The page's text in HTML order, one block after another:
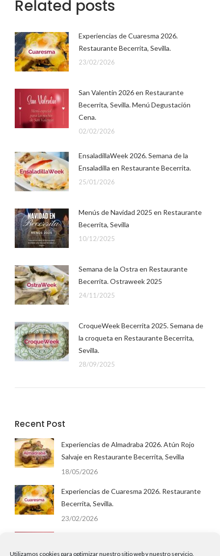
Utilizamos cookies para optimizar nuestro sitio web y nuestro servicio.
Related posts
Experiencias de Cuaresma 2026.
Restaurante Becerrita, Sevilla.
23/02/2026
San Valentín 2026 en Restaurante
Becerrita, Sevilla. Menú Degustación
Cena.
02/02/2026
EnsaladillaWeek 2026. Semana de la
Ensaladilla en Restaurante Becerrita.
25/01/2026
Menús de Navidad 2025 en Restaurante
Becerrita, Sevilla
10/12/2025
Semana de la Ostra en Restaurante
Becerrita. Ostraweek 2025
24/11/2025
CroqueWeek Becerrita 2025. Semana de
la croqueta en Restaurante Becerrita,
Sevilla.
28/09/2025
Recent Post
Experiencias de Almadraba 2026. Atún Rojo
Salvaje en Restaurante Becerrita, Sevilla
18/05/2026
Experiencias de Cuaresma 2026. Restaurante
Becerrita, Sevilla.
23/02/2026
Sevilla. Menú Degustación Cena.